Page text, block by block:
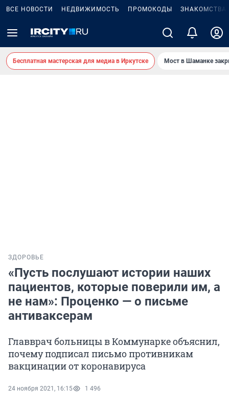
ВСЕ НОВОСТИ НЕДВИЖИМОСТЬ ПРОМОКОДЫ ЗНАКОМСТВА
Бесплатная мастерская для медиа в Иркутске Мост в Шаманке
ЗДОРОВЬЕ
«Пусть послушают истории наших
пациентов, которые поверили им, а
не нам»: Проценко — о письме
антиваксерам
Главврач больницы в Коммунарке объяснил,
почему подписал письмо противникам
вакцинации от коронавируса
24 ноября 2021, 16:15 1 496